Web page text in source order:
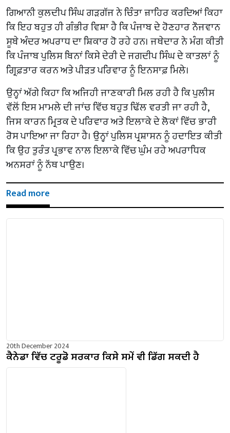
ਗਿਆਨੀ ਕੁਲਦੀਪ ਸਿੰਘ ਗੜਗੱਜ ਨੇ ਚਿੰਤਾ ਜ਼ਾਹਿਰ ਕਰਦਿਆਂ ਕਿਹਾ
ਕਿ ਇਹ ਬਹੁਤ ਹੀ ਗੰਭੀਰ ਵਿਸ਼ਾ ਹੈ ਕਿ ਪੰਜਾਬ ਦੇ ਹੋਣਹਾਰ ਨੌਜਵਾਨ
ਸੂਬੇ ਅੰਦਰ ਅਪਰਾਧ ਦਾ ਸ਼ਿਕਾਰ ਹੋ ਰਹੇ ਹਨ। ਜਥੇਦਾਰ ਨੇ ਮੰਗ ਕੀਤੀ
ਕਿ ਪੰਜਾਬ ਪੁਲਿਸ ਬਿਨਾਂ ਕਿਸੇ ਦੇਰੀ ਦੇ ਜਗਦੀਪ ਸਿੰਘ ਦੇ ਕਾਤਲਾਂ ਨੂੰ
ਗ੍ਰਿਫ਼ਤਾਰ ਕਰਨ ਅਤੇ ਪੀੜਤ ਪਰਿਵਾਰ ਨੂੰ ਇਨਸਾਫ਼ ਮਿਲੇ।
ਉਨ੍ਹਾਂ ਅੱਗੇ ਕਿਹਾ ਕਿ ਅਜਿਹੀ ਜਾਣਕਾਰੀ ਮਿਲ ਰਹੀ ਹੈ ਕਿ ਪੁਲੀਸ
ਵੱਲੋਂ ਇਸ ਮਾਮਲੇ ਦੀ ਜਾਂਚ ਵਿੱਚ ਬਹੁਤ ਢਿੱਲ ਵਰਤੀ ਜਾ ਰਹੀ ਹੈ,
ਜਿਸ ਕਾਰਨ ਮ੍ਰਿਤਕ ਦੇ ਪਰਿਵਾਰ ਅਤੇ ਇਲਾਕੇ ਦੇ ਲੋਕਾਂ ਵਿੱਚ ਭਾਰੀ
ਰੋਸ ਪਾਇਆ ਜਾ ਰਿਹਾ ਹੈ। ਉਨ੍ਹਾਂ ਪੁਲਿਸ ਪ੍ਰਸ਼ਾਸਨ ਨੂੰ ਹਦਾਇਤ ਕੀਤੀ
ਕਿ ਉਹ ਤੁਰੰਤ ਪ੍ਰਭਾਵ ਨਾਲ ਇਲਾਕੇ ਵਿੱਚ ਘੁੰਮ ਰਹੇ ਅਪਰਾਧਿਕ
ਅਨਸਰਾਂ ਨੂੰ ਨੱਥ ਪਾਉਣ।
Read more
20th December 2024
ਕੈਨੇਡਾ ਵਿੱਚ ਟਰੂਡੋ ਸਰਕਾਰ ਕਿਸੇ ਸਮੇਂ ਵੀ ਡਿੱਗ ਸਕਦੀ ਹੈ